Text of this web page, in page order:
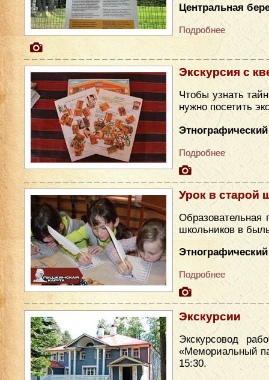
Центральная
Подробнее
Экскурсия с
Чтобы узнать
нужно посетить
Подробнее
Урок в старой
школьников в
Подробнее
Экскурсии
Экскурсовод
«Мемориальный
15:30.